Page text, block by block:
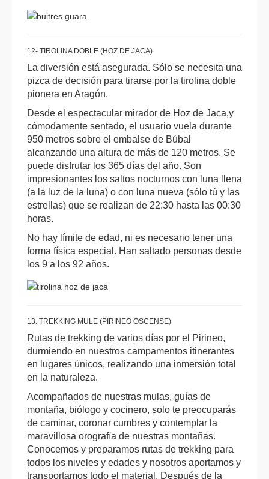
12- TIROLINA DOBLE (HOZ DE JACA)
La diversión está asegurada. Sólo se necesita una
pizca de decisión para tirarse por la tirolina doble
pionera en Aragón.
Desde el espectacular mirador de Hoz de Jaca,y
cómodamente sentado, el usuario vuela durante
950 metros sobre el embalse de Búbal
alcanzando una altura de más de 120 metros. Se
puede disfrutar los 365 días del año. Son
impresionantes los saltos nocturnos con luna llena
(a la luz de la luna) o con luna nueva (sólo tú y las
estrellas) que se realizan de 22:30 hasta las 00:30
horas.
No hay límite de edad, ni es necesario tener una
forma física especial. Han saltado personas desde
los 9 a los 92 años.
13. TREKKING MULE (PIRINEO OSCENSE)
Rutas de trekking de varios días por el Pirineo,
durmiendo en nuestros campamentos itinerantes
en lugares únicos, realizando una inmersión total
en la naturaleza.
Acompañados de nuestras mulas, guías de
montaña, biólogo y cocinero, solo te preocuparás
de caminar, coronar cumbres y contemplar la
maravillosa orografía de nuestras montañas.
Conocemos y preparamos rutas de trekking para
todos los niveles y edades y nosotros aportamos y
transportamos todo el material. Después de la